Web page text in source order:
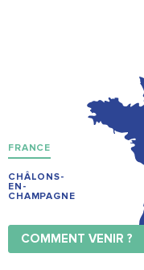
FRANCE
CHÂLONS-
EN-
CHAMPAGNE
COMMENT VENIR ?